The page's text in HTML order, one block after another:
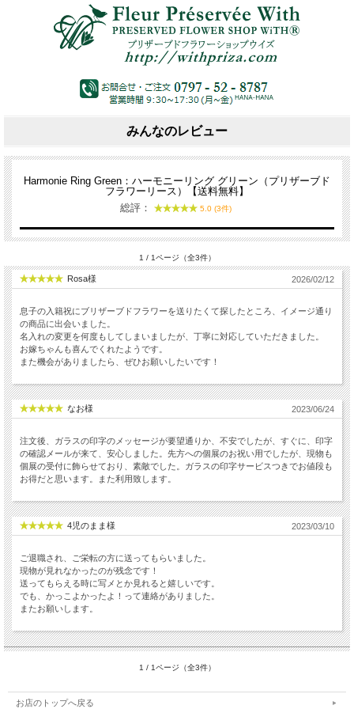
みんなのレビュー
Harmonie Ring Green：ハーモニーリング グリーン（プリザーブド
フラワーリース）【送料無料】
総評：
5.0 (3件)
1 / 1ページ（全3件）
Rosa様 2026/02/12
息子の入籍祝にブリザーブドフラワーを送りたくて探したところ、イメージ通り
の商品に出会いました。
名入れの変更を何度もしてしまいましたが、丁寧に対応していただきました。
お嫁ちゃんも喜んでくれたようです。
また機会がありましたら、ぜひお願いしたいです！
なお様 2023/06/24
注文後、ガラスの印字のメッセージが要望通りか、不安でしたが、すぐに、印字
の確認メールが来て、安心しました。先方への個展のお祝い用でしたが、現物も
個展の受付に飾らせており、素敵でした。ガラスの印字サービスつきでお値段も
お得だと思います。また利用致します。
4児のまま様 2023/03/10
ご退職され、ご栄転の方に送ってもらいました。
現物が見れなかったのが残念です！
送ってもらえる時に写メとか見れると嬉しいです。
でも、かっこよかったよ！って連絡がありました。
またお願いします。
1 / 1ページ（全3件）
お店のトップへ戻る